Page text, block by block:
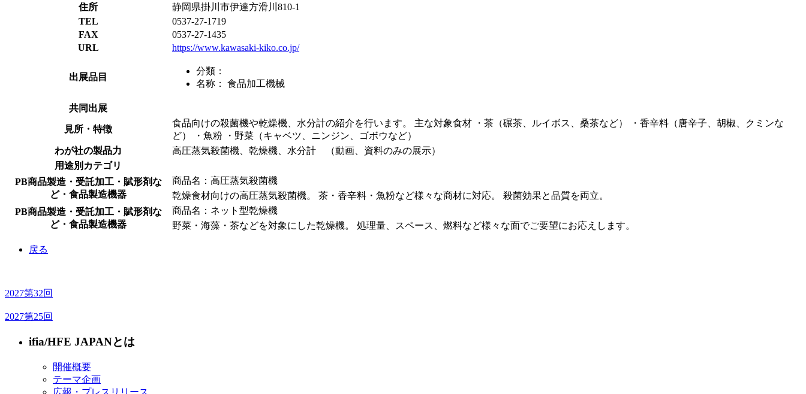
住所
静岡県掛川市伊達方滑川810-1
TEL
0537-27-1719
FAX
0537-27-1435
URL
https://www.kawasaki-kiko.co.jp/
出展品目
分類：
名称：
食品加工機械
共同出展
見所・特徴
食品向けの殺菌機や乾燥機、水分計の紹介を行います。 主な対象食材 ・茶（碾茶、ルイボス、桑茶など） ・香辛料（唐辛子、胡椒、クミンな
ど） ・魚粉 ・野菜（キャベツ、ニンジン、ゴボウなど）
わが社の製品力
高圧蒸気殺菌機、乾燥機、水分計 （動画、資料のみの展示）
用途別カテゴリ
PB商品製造・受託加工・賦形剤な
ど・食品製造機器
商品名：高圧蒸気殺菌機
乾燥食材向けの高圧蒸気殺菌機。 茶・香辛料・魚粉など様々な商材に対応。 殺菌効果と品質を両立。
PB商品製造・受託加工・賦形剤な
ど・食品製造機器
商品名：ネット型乾燥機
野菜・海藻・茶などを対象にした乾燥機。 処理量、スペース、燃料など様々な面でご要望にお応えします。
戻る
2027第32回
2027第25回
ifia/HFE JAPANとは
開催概要
テーマ企画